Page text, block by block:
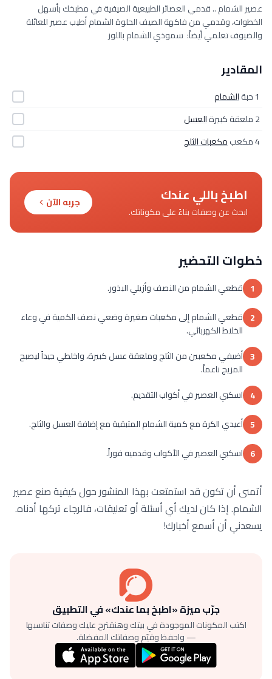
عصير الشمام .. قدمي العصائر الطبيعية الصيفية في مطبخك بأسهل
الخطوات، وقدمي من فاكهة الصيف الحلوة الشمام أطيب عصير للعائلة
والضيوف تعلمي أيضاً: سموذي الشمام باللوز
المقادير
1 حبة
الشمام
2 ملعقة كبيرة
العسل
4 مكعب
مكعبات الثلج
اطبخ باللي عندك
ابحث عن وصفات بناءً على مكوناتك.
جربه الآن
خطوات التحضير
1 قطعي الشمام من النصف وأزيلي البذور.
2 قطعي الشمام إلى مكعبات صغيرة وضعي نصف الكمية في وعاء
الخلاط الكهربائي.
3 أضيفي مكعبين من الثلج وملعقة عسل كبيرة، واخلطي جيداً ليصبح
المزيج ناعماً.
4 اسكبي العصير في أكواب التقديم.
5 أعيدي الكرة مع كمية الشمام المتبقية مع إضافة العسل والثلج.
6 اسكبي العصير في الأكواب وقدميه فوراً.
أتمنى أن تكون قد استمتعت بهذا المنشور حول كيفية صنع عصير
الشمام. إذا كان لديك أي أسئلة أو تعليقات، فالرجاء تركها أدناه.
يسعدني أن أسمع أخبارك!
جرّب ميزة «اطبخ بما عندك» في التطبيق
اكتب المكونات الموجودة في بيتك وهنقترح عليك وصفات تناسبها
— واحفظ وقيّم وصفاتك المفضلة.